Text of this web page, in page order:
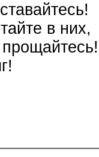
в них,